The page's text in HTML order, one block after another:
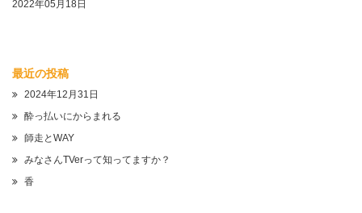
2022年05月18日
最近の投稿
2024年12月31日
酔っ払いにからまれる
師走とWAY
みなさんTVerって知ってますか？
香